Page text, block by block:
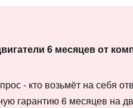
6 месяцев от
- кто возьмёт на себя
гарантию 6 месяцев на